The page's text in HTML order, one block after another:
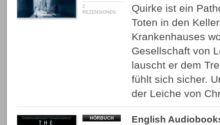
2
REZENSIONEN
Quirke ist ein
Toten in den
Krankenhauses
Gesellschaft von
lauscht er dem
fühlt sich sicher.
der Leiche von
HÖRBUCH
English